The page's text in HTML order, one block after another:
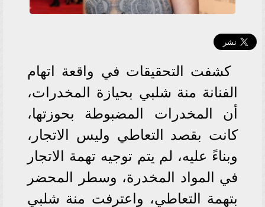
كشفت التحقيقات في واقعة اتهام
الفنانة منة شلبي بحيازة المخدرات،
أن المخدرات المضبوطة بحوزتها،
كانت بقصد التعاطي وليس الاتجار،
وبناءً عليه، لم يتم توجيه تهمة الاتجار
في المواد المخدرة، وسطر المحضر
بتهمة التعاطي، واعترفت منة شلبي